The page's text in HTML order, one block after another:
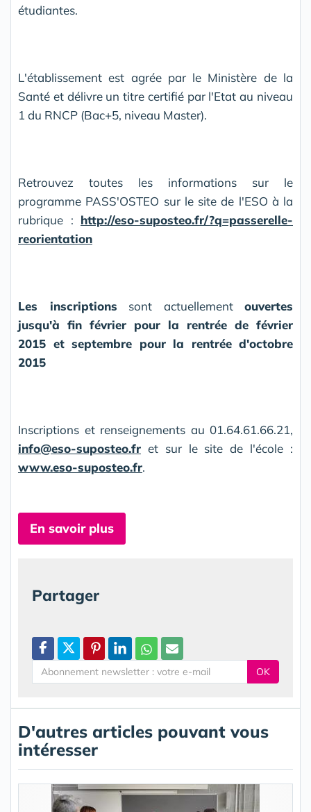
étudiantes.
L'établissement est agrée par le Ministère de la
Santé et délivre un titre certifié par l'Etat au niveau
1 du RNCP (Bac+5, niveau Master).
Retrouvez toutes les informations sur le
programme PASS'OSTEO sur le site de l'ESO à la
rubrique : http://eso-suposteo.fr/?q=passerelle-
reorientation
Les inscriptions sont actuellement ouvertes
jusqu'à fin février pour la rentrée de février
2015 et septembre pour la rentrée d'octobre
2015
Inscriptions et renseignements au 01.64.61.66.21,
info@eso-suposteo.fr et sur le site de l'école :
www.eso-suposteo.fr.
En savoir plus
Partager
OK
D'autres articles pouvant vous
intéresser